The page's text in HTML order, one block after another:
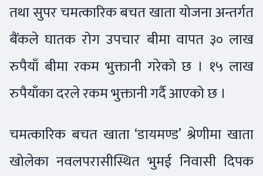
तथा सुपर चमत्कारिक बचत खाता योजना अन्तर्गत
बैंकले घातक रोग उपचार बीमा वापत ३० लाख
रुपैयाँ बीमा रकम भुक्तानी गरेको छ । १५ लाख
रुपैयाँका दरले रकम भुक्तानी गर्दै आएको छ ।
चमत्कारिक बचत खाता ‘डायमण्ड’ श्रेणीमा खाता
खोलेका नवलपरासीस्थित भुमई निवासी दिपक